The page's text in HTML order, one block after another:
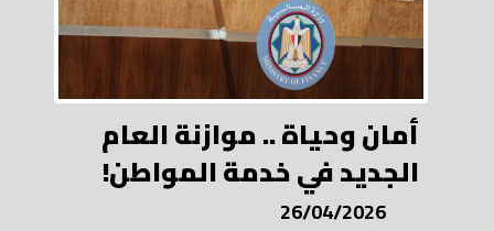
أمان وحياة .. موازنة العام
الجديد في خدمة المواطن!
26/04/2026